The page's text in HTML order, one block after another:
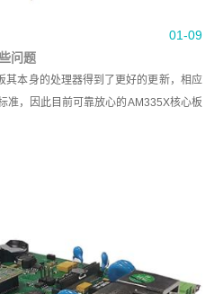
01-09
问题
其本身的处理器得到了更好的更新，相应
准，因此目前可靠放心的AM335X核心板